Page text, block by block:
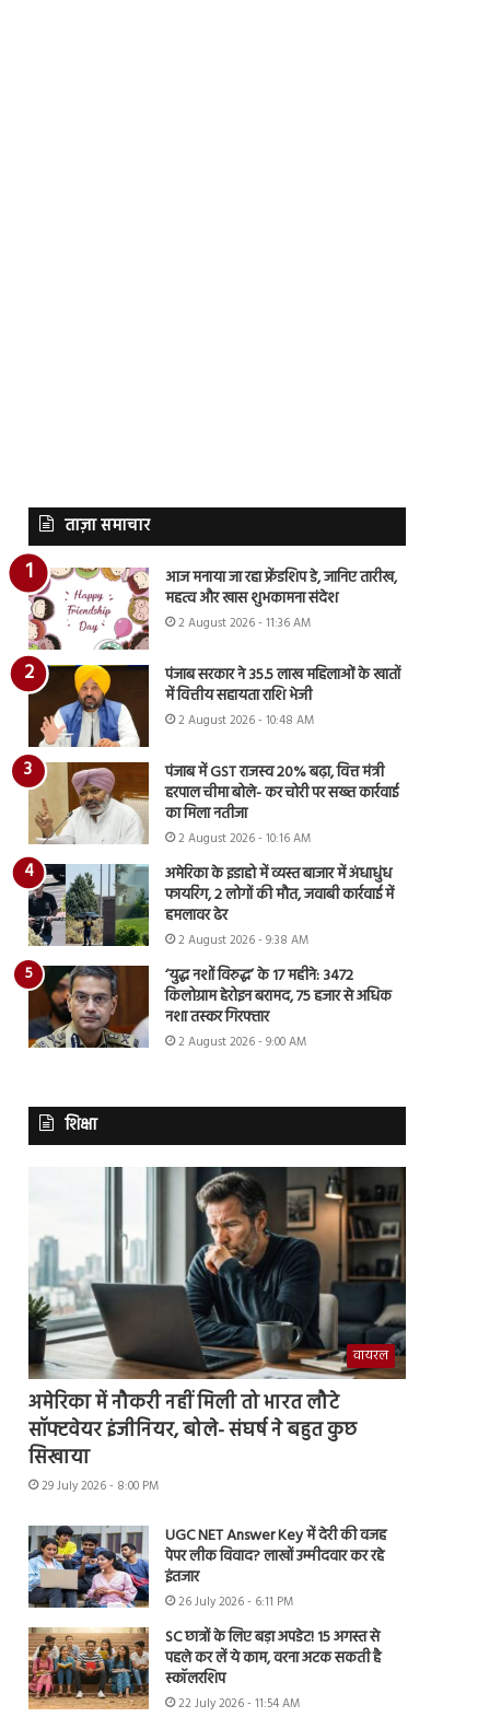
ताज़ा समाचार
आज मनाया जा रहा फ्रेंडशिप डे, जानिए तारीख,
महत्व और खास शुभकामना संदेश
2 August 2026 - 11:36 AM
पंजाब सरकार ने 35.5 लाख महिलाओं के खातों
में वित्तीय सहायता राशि भेजी
2 August 2026 - 10:48 AM
पंजाब में GST राजस्व 20% बढ़ा, वित्त मंत्री
हरपाल चीमा बोले- कर चोरी पर सख्त कार्रवाई
का मिला नतीजा
2 August 2026 - 10:16 AM
अमेरिका के इडाहो में व्यस्त बाजार में अंधाधुंध
फायरिंग, 2 लोगों की मौत, जवाबी कार्रवाई में
हमलावर ढेर
2 August 2026 - 9:38 AM
‘युद्ध नशों विरुद्ध’ के 17 महीने: 3472
किलोग्राम हेरोइन बरामद, 75 हजार से अधिक
नशा तस्कर गिरफ्तार
2 August 2026 - 9:00 AM
शिक्षा
वायरल
अमेरिका में नौकरी नहीं मिली तो भारत लौटे
सॉफ्टवेयर इंजीनियर, बोले- संघर्ष ने बहुत कुछ
सिखाया
29 July 2026 - 8:00 PM
UGC NET Answer Key में देरी की वजह
पेपर लीक विवाद? लाखों उम्मीदवार कर रहे
इंतजार
26 July 2026 - 6:11 PM
SC छात्रों के लिए बड़ा अपडेट! 15 अगस्त से
पहले कर लें ये काम, वरना अटक सकती है
स्कॉलरशिप
22 July 2026 - 11:54 AM